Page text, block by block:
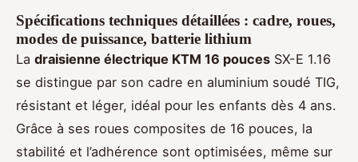
Spécifications techniques détaillées : cadre, roues,
modes de puissance, batterie lithium
La draisienne électrique KTM 16 pouces SX-E 1.16
se distingue par son cadre en aluminium soudé TIG,
résistant et léger, idéal pour les enfants dès 4 ans.
Grâce à ses roues composites de 16 pouces, la
stabilité et l’adhérence sont optimisées, même sur